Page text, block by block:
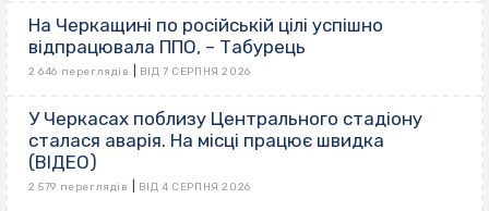
На Черкащині по російській цілі успішно
відпрацювала ППО, – Табурець
2 646 переглядів ВІД 7 СЕРПНЯ 2026
У Черкасах поблизу Центрального стадіону
сталася аварія. На місці працює швидка
(ВІДЕО)
2 579 переглядів ВІД 4 СЕРПНЯ 2026